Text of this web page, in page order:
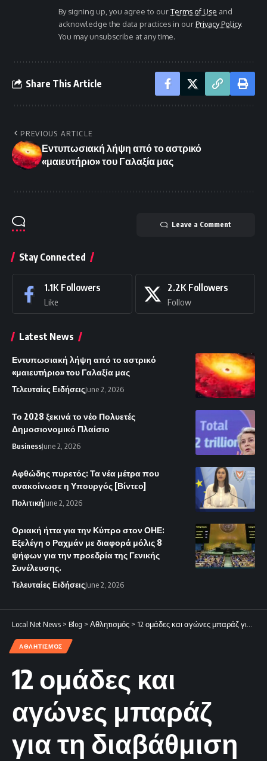
By signing up, you agree to ourTerms of Use and
acknowledge the data practices in ourPrivacy Policy.
You may unsubscribe at any time.
Share This Article
PREVIOUS ARTICLE
Εντυπωσιακή λήψη από το αστρικό
«μαιευτήριο» του Γαλαξία μας
Leave a Comment
Stay Connected
1.1K Followers
Like
2.2K Followers
Follow
Latest News
Εντυπωσιακή λήψη από το αστρικό
«μαιευτήριο» του Γαλαξία μας
Τελευταίες ΕιδήσειςJune 2, 2026
Το 2028 ξεκινά το νέο Πολυετές
Δημοσιονομικό Πλαίσιο
BusinessJune 2, 2026
Αφθώδης πυρετός: Τα νέα μέτρα που
ανακοίνωσε η Υπουργός [Βίντεο]
ΠολιτικήJune 2, 2026
Οριακή ήττα για την Κύπρο στον ΟΗΕ:
Εξελέγη ο Ραχμάν με διαφορά μόλις 8
ψήφων για την προεδρία της Γενικής
Συνέλευσης.
Τελευταίες ΕιδήσειςJune 2, 2026
Local Net News > Blog > Αθλητισμός > 12 ομάδες και αγώνες μπαράζ για τη διαβάθμιση
ΑΘΛΗΤΙΣΜΌΣ
12 ομάδες και
αγώνες μπαράζ
για τη διαβάθμιση